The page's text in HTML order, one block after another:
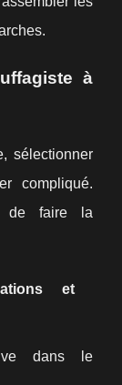
à
sélectionner
compliqué.
de faire la
et
dans le